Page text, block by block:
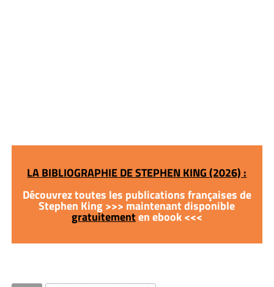
LA BIBLIOGRAPHIE DE STEPHEN KING (2026) :
Découvrez toutes les publications françaises de
Stephen King >>> maintenant disponible
gratuitementen ebook <<<